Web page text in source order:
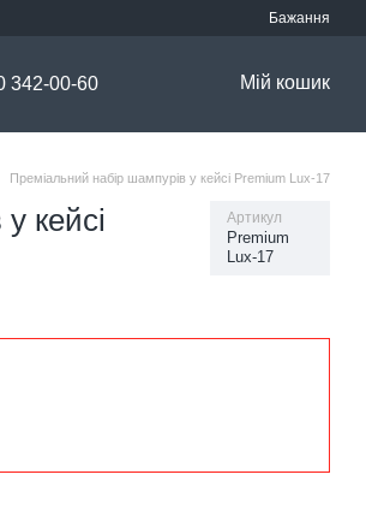
Бажання
342-00-60 Мій кошик
Преміальний набір шампурів у кейсі Premium Lux-17
кейсі
Артикул
Premium
Lux-17